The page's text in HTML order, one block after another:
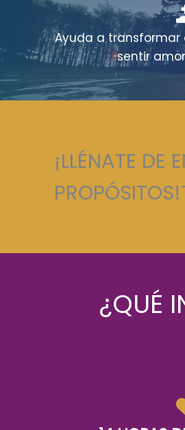
Ayuda a transformar
sentir
¡LLÉNATE DE
¿QUÉ